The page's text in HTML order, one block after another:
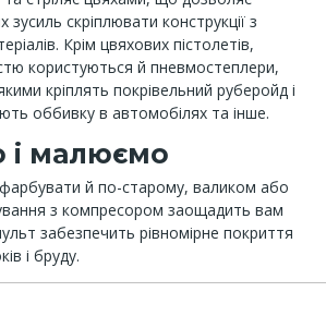
зусиль скріплювати конструкції з
Крім цвяхових пістолетів,
користуються й пневмостеплери,
кріплять покрівельний руберойд і
оббивку в автомобілях та інше.
і малюємо
й по-старому, валиком або
з компресором заощадить вам
забезпечить рівномірне покриття
і бруду.